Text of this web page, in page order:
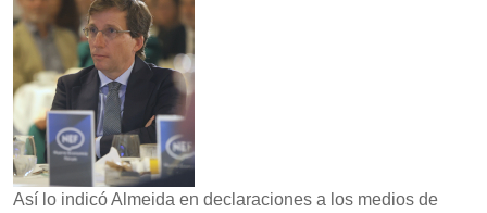
Así lo indicó Almeida en declaraciones a los medios de